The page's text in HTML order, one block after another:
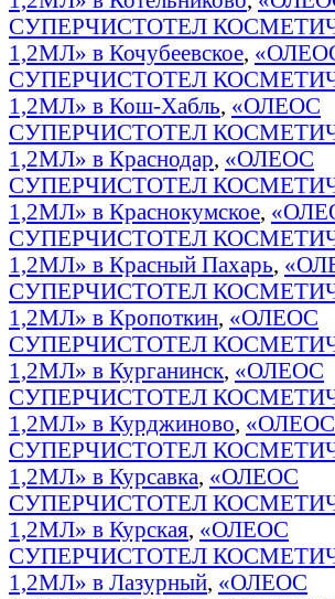
СУПЕРЧИСТОТЕЛ
1,2МЛ» в Кочубеевское,
СУПЕРЧИСТОТЕЛ
1,2МЛ» в Кош-Хабль, «ОЛЕОС
СУПЕРЧИСТОТЕЛ
1,2МЛ» в Краснодар, «ОЛЕОС
СУПЕРЧИСТОТЕЛ
1,2МЛ» в Краснокумское,
СУПЕРЧИСТОТЕЛ
1,2МЛ» в Красный Пахарь,
СУПЕРЧИСТОТЕЛ
1,2МЛ» в Кропоткин, «ОЛЕОС
СУПЕРЧИСТОТЕЛ
1,2МЛ» в Курганинск, «ОЛЕОС
СУПЕРЧИСТОТЕЛ
1,2МЛ» в Курджиново, «ОЛЕОС
СУПЕРЧИСТОТЕЛ
1,2МЛ» в Курсавка, «ОЛЕОС
СУПЕРЧИСТОТЕЛ
1,2МЛ» в Курская, «ОЛЕОС
СУПЕРЧИСТОТЕЛ
1,2МЛ» в Лазурный, «ОЛЕОС